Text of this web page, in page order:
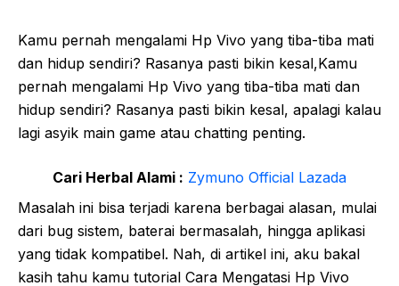
Kamu pernah mengalami Hp Vivo yang tiba-tiba mati
dan hidup sendiri? Rasanya pasti bikin kesal,Kamu
pernah mengalami Hp Vivo yang tiba-tiba mati dan
hidup sendiri? Rasanya pasti bikin kesal, apalagi kalau
lagi asyik main game atau chatting penting.
Cari Herbal Alami : Zymuno Official Lazada
Masalah ini bisa terjadi karena berbagai alasan, mulai
dari bug sistem, baterai bermasalah, hingga aplikasi
yang tidak kompatibel. Nah, di artikel ini, aku bakal
kasih tahu kamu tutorial Cara Mengatasi Hp Vivo